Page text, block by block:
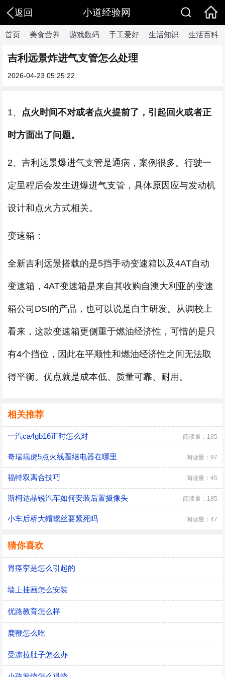
返回 小道经验网
首页 美食营养 游戏数码 手工爱好 生活知识 生活百科
吉利远景炸进气支管怎么处理
2026-04-23 05:25:22
1、 点火时间不对或者点火提前了，引起回火或者正
时方面出了问题。
2、吉利远景爆进气支管是通病，案例很多。行驶一
定里程后会发生进爆进气支管，具体原因应与发动机
设计和点火方式相关。
变速箱：
全新吉利远景搭载的是5挡手动变速箱以及4AT自动
变速箱，4AT变速箱是来自其收购自澳大利亚的变速
箱公司DSI的产品，也可以说是自主研发。从调校上
看来，这款变速箱更侧重于燃油经济性，可惜的是只
有4个挡位，因此在平顺性和燃油经济性之间无法取
得平衡。优点就是成本低、质量可靠、耐用。
相关推荐
一汽ca4gb16正时怎么对 阅读量：135
奇瑞瑞虎5点火线圈继电器在哪里 阅读量：97
福特双离合技巧 阅读量：45
斯柯达晶锐汽车如何安装后置摄像头 阅读量：185
小车后桥大帽螺丝要紧死吗 阅读量：47
猜你喜欢
胃痉挛是怎么引起的
墙上挂画怎么安装
优路教育怎么样
鹿鞭怎么吃
受凉拉肚子怎么办